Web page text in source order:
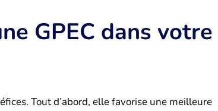
GPEC dans votre
Tout d’abord, elle favorise une meilleure